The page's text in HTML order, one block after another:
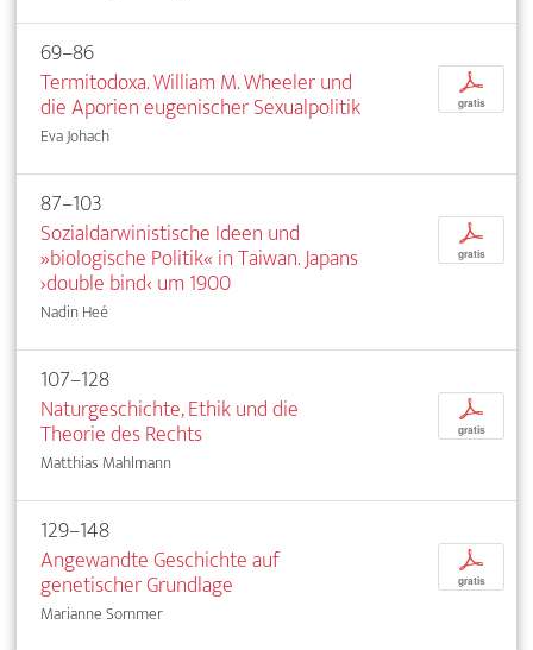
69–86
Termitodoxa. William M. Wheeler und
die Aporien eugenischer Sexualpolitik
Eva Johach
p
gratis
87–103
Sozialdarwinistische Ideen und
»biologische Politik« in Taiwan. Japans
›double bind‹ um 1900
Nadin Heé
p
gratis
107–128
Naturgeschichte, Ethik und die
Theorie des Rechts
Matthias Mahlmann
p
gratis
129–148
Angewandte Geschichte auf
genetischer Grundlage
Marianne Sommer
p
gratis